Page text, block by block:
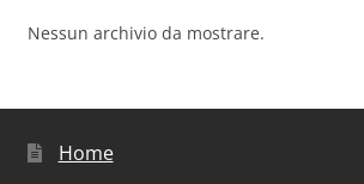
Nessun archivio da mostrare.
Home